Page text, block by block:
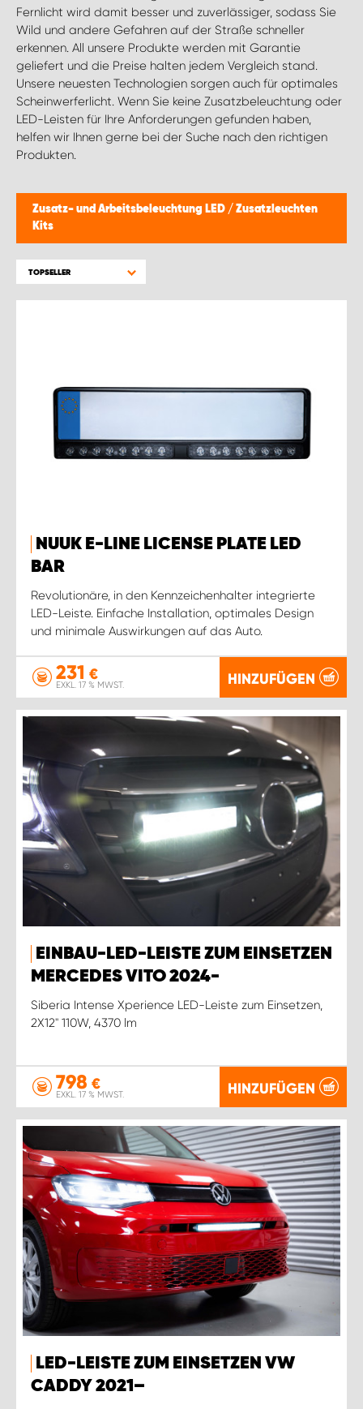
Fernlicht wird damit besser und zuverlässiger, sodass Sie
Wild und andere Gefahren auf der Straße schneller
erkennen. All unsere Produkte werden mit Garantie
geliefert und die Preise halten jedem Vergleich stand.
Unsere neuesten Technologien sorgen auch für optimales
Scheinwerferlicht. Wenn Sie keine Zusatzbeleuchtung oder
LED-Leisten für Ihre Anforderungen gefunden haben,
helfen wir Ihnen gerne bei der Suche nach den richtigen
Produkten.
Zusatz- und Arbeitsbeleuchtung LED / Zusatzleuchten
Kits
TOPSELLER
NUUK E-LINE LICENSE PLATE LED
BAR
Revolutionäre, in den Kennzeichenhalter integrierte
LED-Leiste. Einfache Installation, optimales Design
und minimale Auswirkungen auf das Auto.
231 €
EXKL. 17 % MWST. HINZUFÜGEN
EINBAU-LED-LEISTE ZUM EINSETZEN
MERCEDES VITO 2024-
Siberia Intense Xperience LED-Leiste zum Einsetzen,
2X12'' 110W, 4370 lm
798 €
EXKL. 17 % MWST. HINZUFÜGEN
LED-LEISTE ZUM EINSETZEN VW
CADDY 2021–